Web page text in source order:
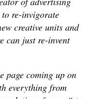
to re-invigorate
creative units and
can just re-invent
page coming up on
everything from